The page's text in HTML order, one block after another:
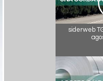
siderweb